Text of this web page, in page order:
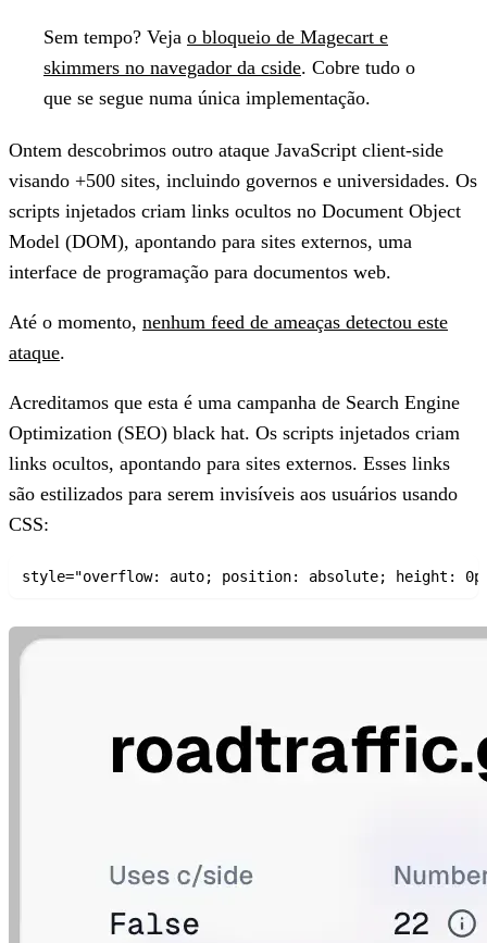
Sem tempo? Veja o bloqueio de Magecart e
skimmers no navegador da cside. Cobre tudo o
que se segue numa única implementação.
Ontem descobrimos outro ataque JavaScript client-side
visando +500 sites, incluindo governos e universidades. Os
scripts injetados criam links ocultos no Document Object
Model (DOM), apontando para sites externos, uma
interface de programação para documentos web.
Até o momento, nenhum feed de ameaças detectou este
ataque.
Acreditamos que esta é uma campanha de Search Engine
Optimization (SEO) black hat. Os scripts injetados criam
links ocultos, apontando para sites externos. Esses links
são estilizados para serem invisíveis aos usuários usando
CSS: